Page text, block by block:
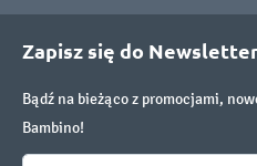
Zapisz się do
Bądź na bieżąco z promocjami,
Bambino!